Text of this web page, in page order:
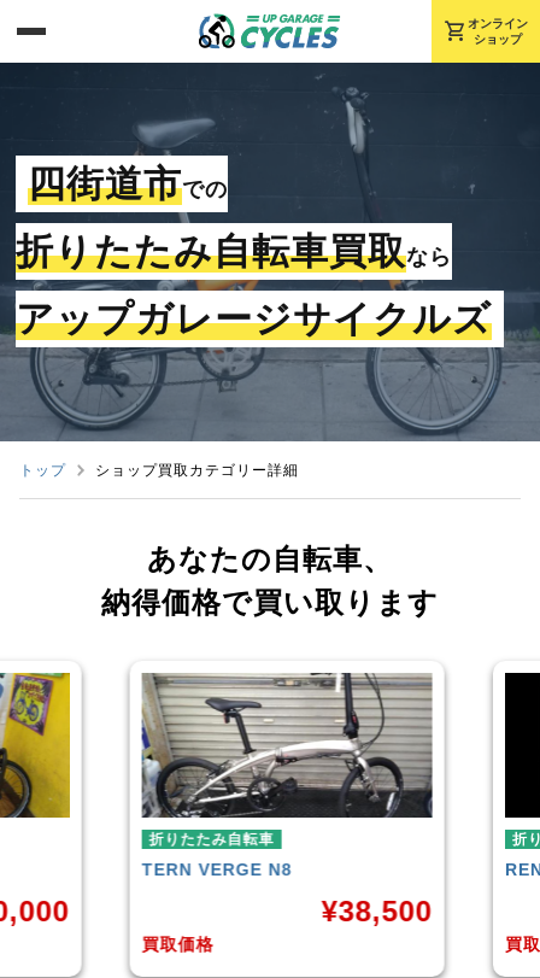
shopping_cart オンライン
ショップ
四街道市での
折りたたみ自転車買取なら
アップガレージサイクルズ
トップ ショップ買取カテゴリー詳細
あなたの自転車、
納得価格で買い取ります
¥38,500
折りたたみ自転車
RENAULTLIGHT-8 AL-FDB140
買取価格
¥16,799